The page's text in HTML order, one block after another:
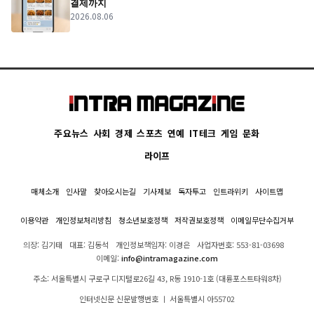
결제까지
2026.08.06
주요뉴스 사회 경제 스포츠 연예 IT테크 게임 문화
라이프
매체소개 인사말 찾아오시는길 기사제보 독자투고 인트라위키 사이트맵
이용약관 개인정보처리방침 청소년보호정책 저작권보호정책 이메일무단수집거부
의장: 김기태 대표: 김동석 개인정보책임자: 이경은
사업자번호: 553-81-03698
이메일:info@intramagazine.com
주소: 서울특별시 구로구 디지털로26길 43, R동 1910-1호 (대륭포스트타워8차)
인터넷신문 신문발행번호 ㅣ 서울특별시 아55702